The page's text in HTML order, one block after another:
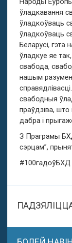
ўладкавання
ўладкоўваць
ўладкоўваць
Беларусі, гэта
ўладкуе яе
свабода,
нашым
свабодныя
праўдзіва,
дабра і
З Праграмы
сэрцам”,
#100гадоўБХД